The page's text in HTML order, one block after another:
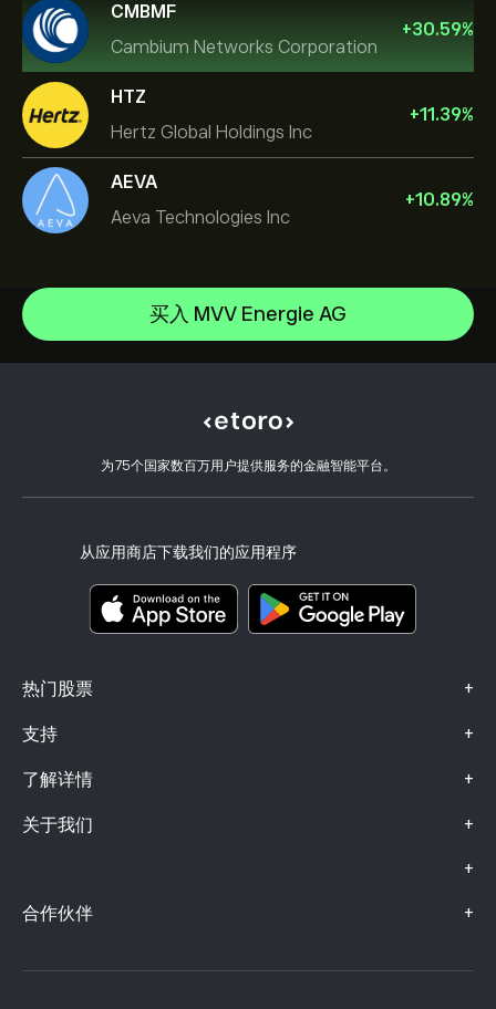
CMBMF
Cambium Networks Corporation
+30.59%
HTZ
Hertz Global Holdings Inc
+11.39%
AEVA
Aeva Technologies Inc
+10.89%
买入 MVV Energie AG
为75个国家数百万用户提供服务的金融智能平台。
从应用商店下载我们的应用程序
热门股票 +
NVIDIA Corporation
Microsoft
Apple
支持 +
如何入金
如何出金
开设账户
客户端漏洞
了解详情 +
CopyTrading 简介
负责任交易
eToro Academy
关于我们 +
选择 eToro 的理由
我们的办事处
+
风险披露
关键信息文档
投诉信息（FCA 客户）
合作伙伴 +
投资保险